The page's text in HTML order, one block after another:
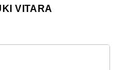
VITARA